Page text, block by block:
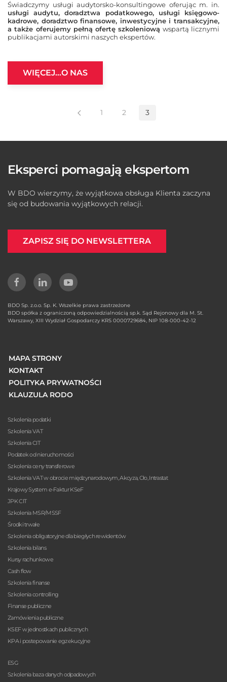
Świadczymy usługi audytorsko-konsultingowe oferując m. in.
usługi audytu, doradztwa podatkowego, usługi księgowo-
kadrowe, doradztwo finansowe, inwestycyjne i transakcyjne,
a także oferujemy pełną ofertę szkoleniową wspartą licznymi
publikacjami autorskimi naszych ekspertów.
WIĘCEJ…O NAS
1 2 3
Eksperci pomagają ekspertom
W BDO wierzymy, że wyjątkowa obsługa Klienta zaczyna
się od budowania wyjątkowych relacji.
ZAPISZ SIĘ DO NEWSLETTERA
BDO Sp. z.o.o. Sp. K. Wszelkie prawa zastrzeżone
BDO spółka z ograniczoną odpowiedzialnością sp.k. Sąd Rejonowy dla M. St.
Warszawy, XIII Wydział Gospodarczy KRS 0000729684, NIP 108-000-42-12
MAPA STRONY
KONTAKT
POLITYKA PRYWATNOŚCI
KLAUZULA RODO
Szkolenia podatki
Szkolenia VAT
Szkolenia CIT
Podatek od nieruchomości
Szkolenia ceny transferowe
Szkolenia VAT w obrocie międzynarodowym, Akcyza, Cło, Intrastat
Krajowy System e-Faktur KSeF
JPK CIT
Szkolenia MSR/MSSF
Środki trwałe
Szkolenia obligatoryjne dla biegłych rewidentów
Szkolenia bilans
Kursy rachunkowe
Cash flow
Szkolenia finanse
Szkolenia controlling
Finanse publiczne
Zamówienia publiczne
KSEF w jednostkach publicznych
KPA i postepowanie egzekucyjne
ESG
Szkolenia baza danych odpadowych